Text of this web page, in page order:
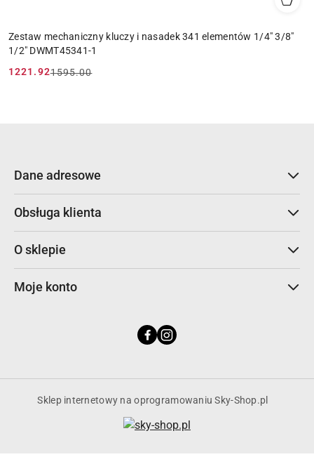
Zestaw mechaniczny kluczy i nasadek 341 elementów 1/4" 3/8"
1/2" DWMT45341-1
Cena
1221.92
Cena
1595.00
Dane adresowe
Obsługa klienta
O sklepie
Moje konto
Sklep internetowy na oprogramowaniu Sky-Shop.pl